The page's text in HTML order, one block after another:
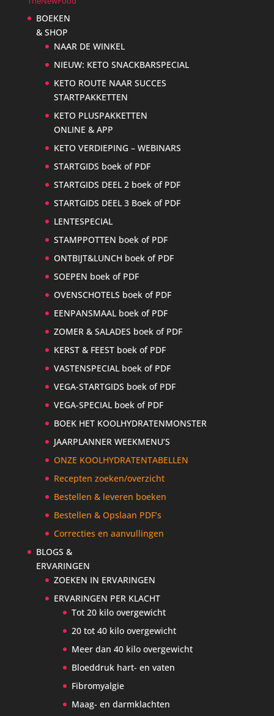
BOEKEN
& SHOP
NAAR DE WINKEL
NIEUW: KETO SNACKBARSPECIAL
KETO ROUTE NAAR SUCCES
STARTPAKKETTEN
KETO PLUSPAKKETTEN
ONLINE & APP
KETO VERDIEPING – WEBINARS
STARTGIDS boek of PDF
STARTGIDS DEEL 2 boek of PDF
STARTGIDS DEEL 3 Boek of PDF
LENTESPECIAL
STAMPPOTTEN boek of PDF
ONTBIJT&LUNCH boek of PDF
SOEPEN boek of PDF
OVENSCHOTELS boek of PDF
EENPANSMAAL boek of PDF
ZOMER & SALADES boek of PDF
KERST & FEEST boek of PDF
VASTENSPECIAL boek of PDF
VEGA-STARTGIDS boek of PDF
VEGA-SPECIAL boek of PDF
BOEK HET KOOLHYDRATENMONSTER
JAARPLANNER WEEKMENU’S
ONZE KOOLHYDRATENTABELLEN
Recepten zoeken/overzicht
Bestellen & leveren boeken
Bestellen & Opslaan PDF’s
Correcties en aanvullingen
BLOGS &
ERVARINGEN
ZOEKEN IN ERVARINGEN
ERVARINGEN PER KLACHT
Tot 20 kilo overgewicht
20 tot 40 kilo overgewicht
Meer dan 40 kilo overgewicht
Bloeddruk hart- en vaten
Fibromyalgie
Maag- en darmklachten